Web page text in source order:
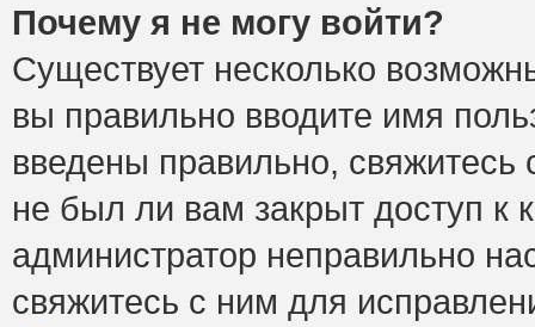
Почему я не могу войти?
Существует несколько
вы правильно вводите имя
введены правильно,
не был ли вам закрыт доступ к
администратор неправильно
свяжитесь с ним для